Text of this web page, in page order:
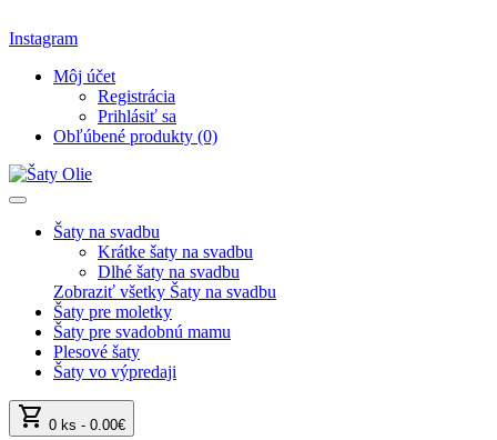
Instagram
Môj účet
Registrácia
Prihlásiť sa
Obľúbené produkty (0)
Šaty na svadbu
Krátke šaty na svadbu
Dlhé šaty na svadbu
Zobraziť všetky Šaty na svadbu
Šaty pre moletky
Šaty pre svadobnú mamu
Plesové šaty
Šaty vo výpredaji
shopping_cart 0 ks - 0.00€